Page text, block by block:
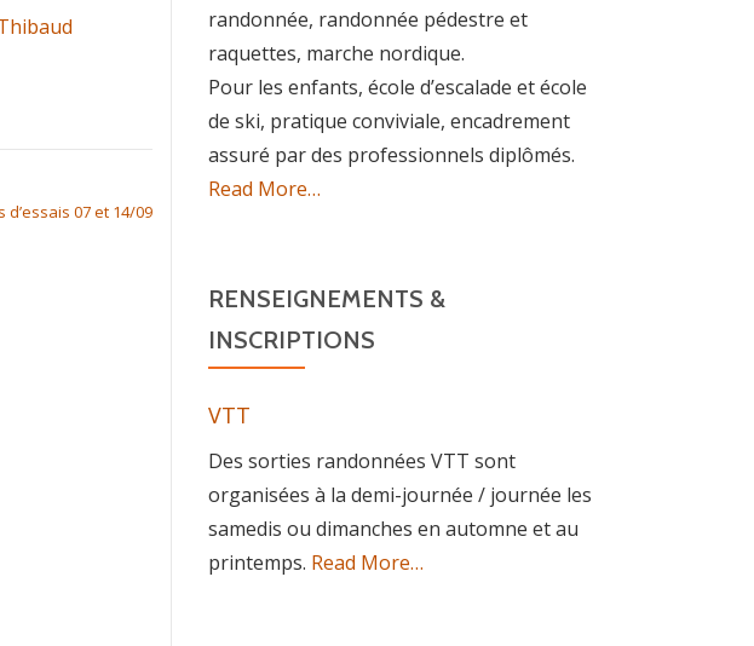
07 et 14/09
randonnée, randonnée pédestre et
raquettes, marche nordique.
Pour les enfants, école d’escalade et école
de ski, pratique conviviale, encadrement
assuré par des professionnels diplômés.
Read Moreabout
…
RENSEIGNEMENTS &
INSCRIPTIONS
VTT
Des sorties randonnées VTT sont
organisées à la demi-journée / journée les
samedis ou dimanches en automne et au
printemps. Read Moreabout
…